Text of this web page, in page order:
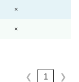
×
×
❮ 1 ❯